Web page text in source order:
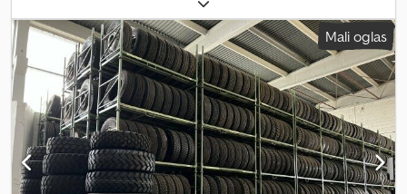
gorivo:dizel, kočnice:kočenje motorom, boja:bela, kabina
vozača:kabina za spavanje, tip prenosa:automatski, emisioni
razred:
Euro 6 , suspencija:vazduh, dužina tovarnog prostora:
6.850 mm, širina utovarnog prostora:2.470 mm, visina tovarnog
prostora:2.600 mm , Godina proizvodnje:2022, Oprema:ABS,
centralno zaključavanje, električno podesivo ogledalo,
električno podešavanje prozora, hidraulični zadnji podizač,
klima uređaj, kontrola proklizavanja, maglenke, navigacioni
sistem, spojler, tempomat, vučna spojnica prikolice, Opšti
Mali oglas